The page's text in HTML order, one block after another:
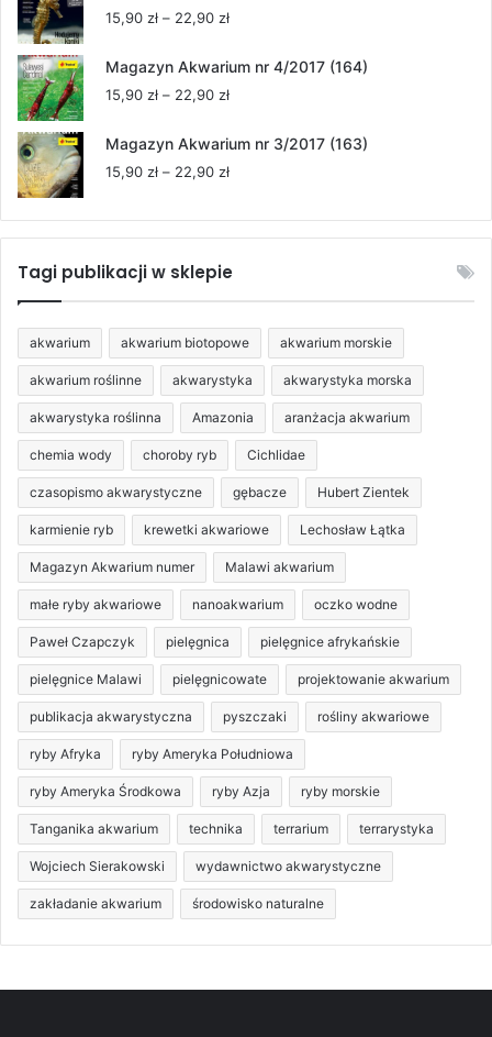
15,90 zł – 22,90 złZakres
od
Magazyn Akwarium nr 4/2017 (164)
15,90 zł – 22,90 złZakres
od
Magazyn Akwarium nr 3/2017 (163)
15,90 zł – 22,90 złZakres
od
15,90 zł
Tagi publikacji w sklepie
akwarium akwarium biotopowe akwarium morskie
akwarium roślinne akwarystyka akwarystyka morska
akwarystyka roślinna Amazonia aranżacja akwarium
chemia wody choroby ryb Cichlidae
czasopismo akwarystyczne gębacze Hubert Zientek
karmienie ryb krewetki akwariowe Lechosław Łątka
Magazyn Akwarium numer Malawi akwarium
małe ryby akwariowe nanoakwarium oczko wodne
Paweł Czapczyk pielęgnica pielęgnice afrykańskie
pielęgnice Malawi pielęgnicowate projektowanie akwarium
publikacja akwarystyczna pyszczaki rośliny akwariowe
ryby Afryka ryby Ameryka Południowa
ryby Ameryka Środkowa ryby Azja ryby morskie
Tanganika akwarium technika terrarium terrarystyka
Wojciech Sierakowski wydawnictwo akwarystyczne
zakładanie akwarium środowisko naturalne